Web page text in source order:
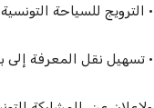
• الترويج للسياحة
• تسهيل نقل المعرفة إلى